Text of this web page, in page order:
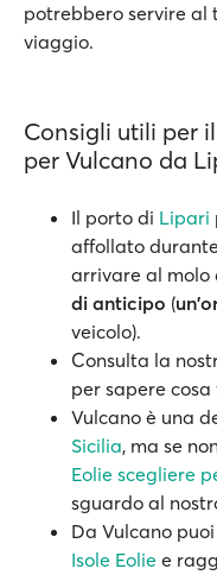
potrebbero servire al
viaggio.
Consigli utili per
per Vulcano da
Il porto di Lipari
affollato
arrivare al molo
di anticipo (
veicolo).
Consulta la
per sapere
Vulcano è una
Sicilia, ma se
Eolie scegliere
sguardo al
Da Vulcano
Isole Eolie e